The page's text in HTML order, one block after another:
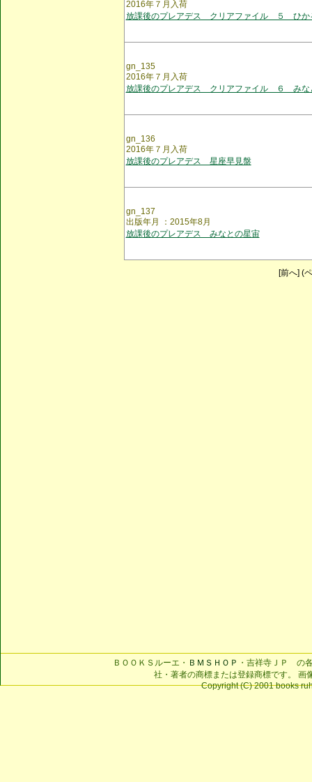
2016年７月入荷
放課後のプレアデス クリアファイル ５ ひか
gn_135
2016年７月入荷
放課後のプレアデス クリアファイル ６ みな
gn_136
2016年７月入荷
放課後のプレアデス 星座早見盤
gn_137
出版年月 ：2015年8月
放課後のプレアデス みなとの星宙
[前へ] (
ＢＯＯＫＳルーエ・ ＢＭＳＨＯＰ ・吉祥寺ＪＰ の
社・著者の商標または登録商標です。 画
Copyright (C) 2001 books